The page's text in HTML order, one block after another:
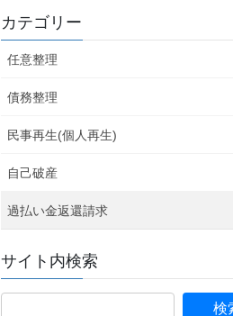
カテゴリー
任意整理
債務整理
民事再生(個人再生)
自己破産
過払い金返還請求
サイト内検索